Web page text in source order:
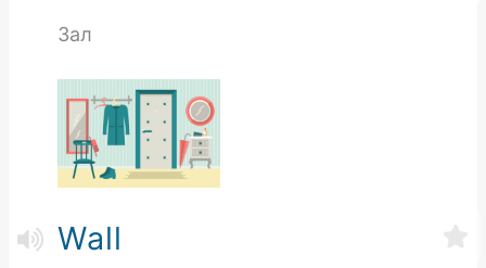
Зал
Wall